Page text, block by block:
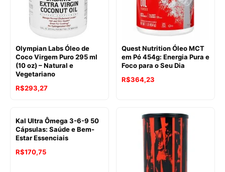
Olympian Labs Óleo de
Coco Virgem Puro 295 ml
(10 oz) – Natural e
Vegetariano
R$293,27
Quest Nutrition Óleo MCT
em Pó 454g: Energia Pura e
Foco para o Seu Dia
R$364,23
Kal Ultra Ômega 3-6-9 50
Cápsulas: Saúde e Bem-
Estar Essenciais
R$170,75